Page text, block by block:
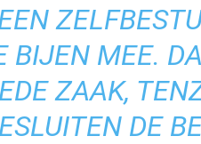
BIJEN MEE.
ZAAK,
DE